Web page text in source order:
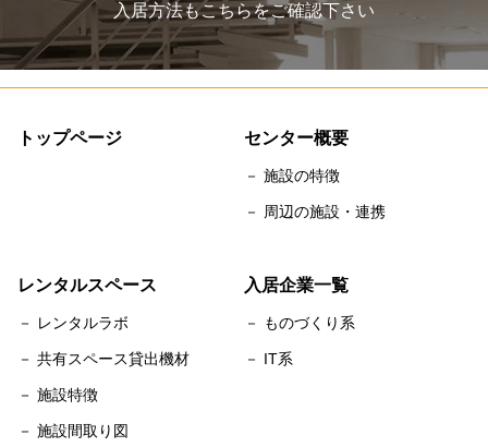
入居方法もこちらをご確認下さい
トップページ センター概要
－ 施設の特徴
－ 周辺の施設・連携
レンタルスペース
－ レンタルラボ
－ 共有スペース貸出機材
－ 施設特徴
－ 施設間取り図
入居企業一覧
－ ものづくり系
－ IT系